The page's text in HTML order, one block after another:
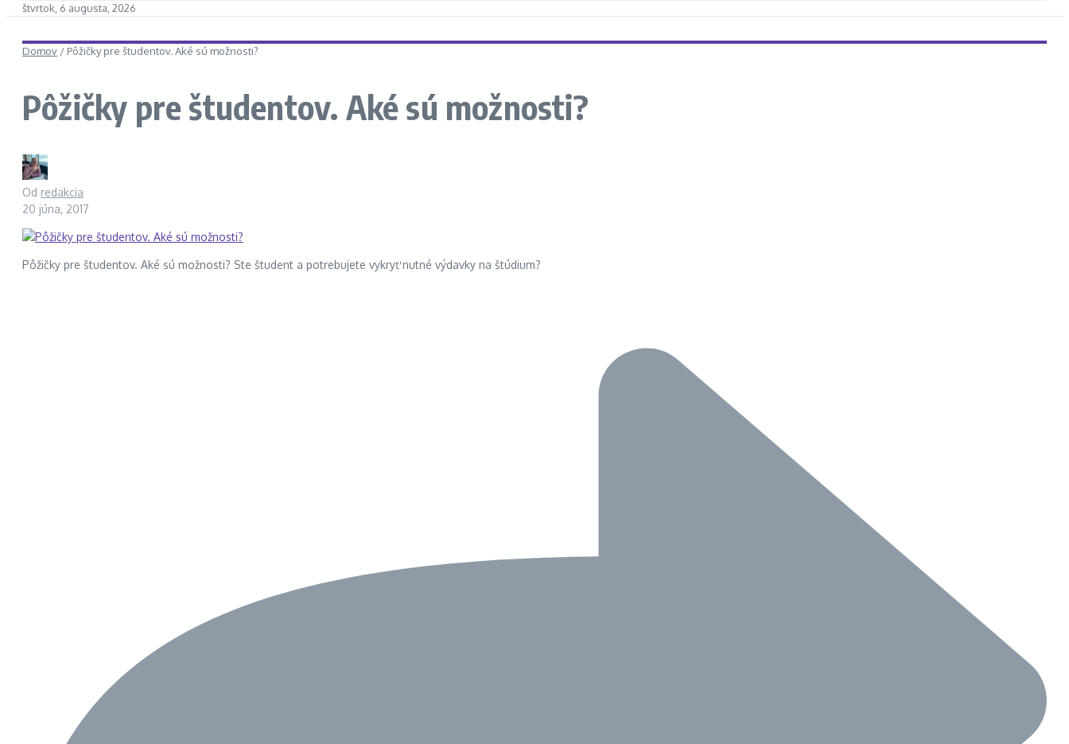
štvrtok, 6 augusta, 2026
Domov / Pôžičky pre študentov. Aké sú možnosti?
Pôžičky pre študentov. Aké sú možnosti?
Od redakcia
20 júna, 2017
Pôžičky pre študentov. Aké sú možnosti? Ste študent a potrebujete vykryť nutné výdavky na štúdium?